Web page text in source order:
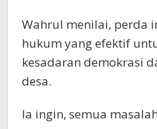
Wahrul menilai, perda
hukum yang efektif
kesadaran demokrasi
desa.
Ia ingin, semua